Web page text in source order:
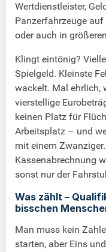
Wertdienstleister,
Panzerfahrzeuge
oder auch in
Klingt eintönig?
Spielgeld. Kleinste
wackelt. Mal ehrlich,
vierstellige
keinen Platz für
Arbeitsplatz – und
mit einem
Kassenabrechnung
sonst nur der
Was zählt –
bisschen
Man muss kein
starten, aber Eins